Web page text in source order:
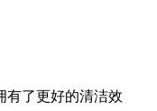
了更好的清洁效